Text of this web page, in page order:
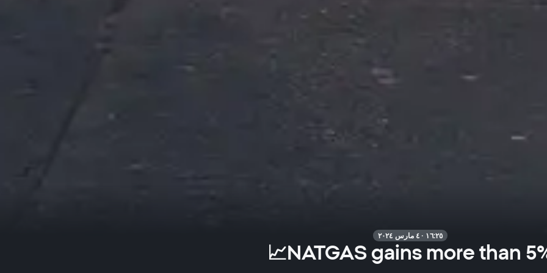
١٦:٢٥ · ٤ مارس ٢٠٢٤
NATGAS gains more than